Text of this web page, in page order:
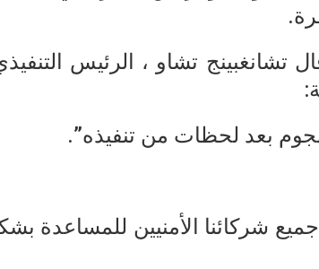
تشانغبينج تشاو ، الرئيس
بعد لحظات من تنفيذه”.
شركائنا الأمنيين للمساعدة